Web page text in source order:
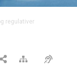
regulativer